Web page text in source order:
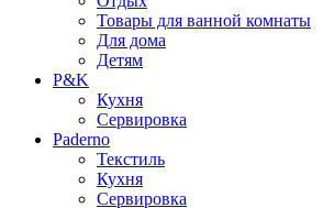
Товары для ванной комнаты
Для дома
Детям
P&K
Кухня
Сервировка
Paderno
Текстиль
Кухня
Сервировка